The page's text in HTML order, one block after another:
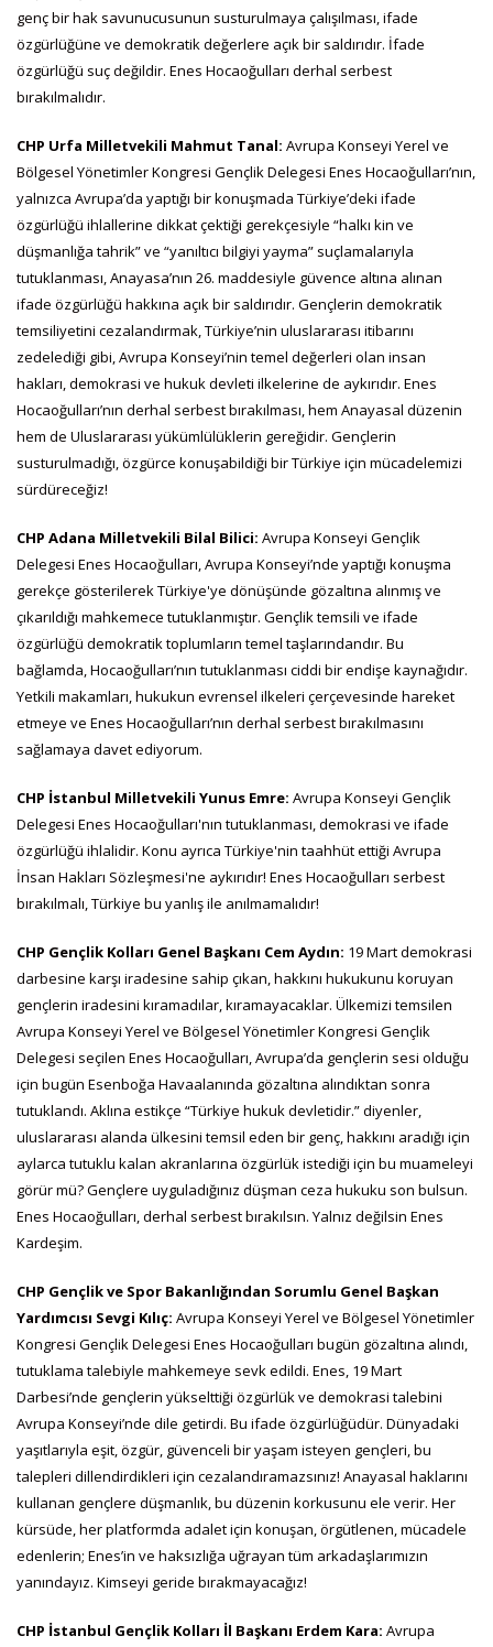
genç bir hak savunucusunun susturulmaya çalışılması, ifade
özgürlüğüne ve demokratik değerlere açık bir saldırıdır. İfade
özgürlüğü suç değildir. Enes Hocaoğulları derhal serbest
bırakılmalıdır.
CHP Urfa Milletvekili Mahmut Tanal: Avrupa Konseyi Yerel ve
Bölgesel Yönetimler Kongresi Gençlik Delegesi Enes Hocaoğulları’nın,
yalnızca Avrupa’da yaptığı bir konuşmada Türkiye’deki ifade
özgürlüğü ihlallerine dikkat çektiği gerekçesiyle “halkı kin ve
düşmanlığa tahrik” ve “yanıltıcı bilgiyi yayma” suçlamalarıyla
tutuklanması, Anayasa’nın 26. maddesiyle güvence altına alınan
ifade özgürlüğü hakkına açık bir saldırıdır. Gençlerin demokratik
temsiliyetini cezalandırmak, Türkiye’nin uluslararası itibarını
zedelediği gibi, Avrupa Konseyi’nin temel değerleri olan insan
hakları, demokrasi ve hukuk devleti ilkelerine de aykırıdır. Enes
Hocaoğulları’nın derhal serbest bırakılması, hem Anayasal düzenin
hem de Uluslararası yükümlülüklerin gereğidir. Gençlerin
susturulmadığı, özgürce konuşabildiği bir Türkiye için mücadelemizi
sürdüreceğiz!
CHP Adana Milletvekili Bilal Bilici: Avrupa Konseyi Gençlik
Delegesi Enes Hocaoğulları, Avrupa Konseyi’nde yaptığı konuşma
gerekçe gösterilerek Türkiye'ye dönüşünde gözaltına alınmış ve
çıkarıldığı mahkemece tutuklanmıştır. Gençlik temsili ve ifade
özgürlüğü demokratik toplumların temel taşlarındandır. Bu
bağlamda, Hocaoğulları’nın tutuklanması ciddi bir endişe kaynağıdır.
Yetkili makamları, hukukun evrensel ilkeleri çerçevesinde hareket
etmeye ve Enes Hocaoğulları’nın derhal serbest bırakılmasını
sağlamaya davet ediyorum.
CHP İstanbul Milletvekili Yunus Emre: Avrupa Konseyi Gençlik
Delegesi Enes Hocaoğulları'nın tutuklanması, demokrasi ve ifade
özgürlüğü ihlalidir. Konu ayrıca Türkiye'nin taahhüt ettiği Avrupa
İnsan Hakları Sözleşmesi'ne aykırıdır! Enes Hocaoğulları serbest
bırakılmalı, Türkiye bu yanlış ile anılmamalıdır!
CHP Gençlik Kolları Genel Başkanı Cem Aydın: 19 Mart demokrasi
darbesine karşı iradesine sahip çıkan, hakkını hukukunu koruyan
gençlerin iradesini kıramadılar, kıramayacaklar. Ülkemizi temsilen
Avrupa Konseyi Yerel ve Bölgesel Yönetimler Kongresi Gençlik
Delegesi seçilen Enes Hocaoğulları, Avrupa’da gençlerin sesi olduğu
için bugün Esenboğa Havaalanında gözaltına alındıktan sonra
tutuklandı. Aklına estikçe “Türkiye hukuk devletidir.” diyenler,
uluslararası alanda ülkesini temsil eden bir genç, hakkını aradığı için
aylarca tutuklu kalan akranlarına özgürlük istediği için bu muameleyi
görür mü? Gençlere uyguladığınız düşman ceza hukuku son bulsun.
Enes Hocaoğulları, derhal serbest bırakılsın. Yalnız değilsin Enes
Kardeşim.
CHP Gençlik ve Spor Bakanlığından Sorumlu Genel Başkan
Yardımcısı Sevgi Kılıç: Avrupa Konseyi Yerel ve Bölgesel Yönetimler
Kongresi Gençlik Delegesi Enes Hocaoğulları bugün gözaltına alındı,
tutuklama talebiyle mahkemeye sevk edildi. Enes, 19 Mart
Darbesi’nde gençlerin yükselttiği özgürlük ve demokrasi talebini
Avrupa Konseyi’nde dile getirdi. Bu ifade özgürlüğüdür. Dünyadaki
yaşıtlarıyla eşit, özgür, güvenceli bir yaşam isteyen gençleri, bu
talepleri dillendirdikleri için cezalandıramazsınız! Anayasal haklarını
kullanan gençlere düşmanlık, bu düzenin korkusunu ele verir. Her
kürsüde, her platformda adalet için konuşan, örgütlenen, mücadele
edenlerin; Enes’in ve haksızlığa uğrayan tüm arkadaşlarımızın
yanındayız. Kimseyi geride bırakmayacağız!
CHP İstanbul Gençlik Kolları İl Başkanı Erdem Kara: Avrupa